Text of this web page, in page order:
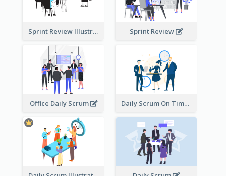
Sprint Review Illustration Sprint Review
Office Daily Scrum Daily Scrum On Time